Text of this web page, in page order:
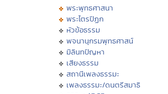
พระพุทธศาสนา
พระไตรปิฏก
หัวข้อธรรม
พจนานุกรมพุทธศาสน์
มิลินทปัญหา
เสียงธรรม
สถานีเพลงธรรมะ
เพลงธรรมะ/ดนตรีสมาธิ